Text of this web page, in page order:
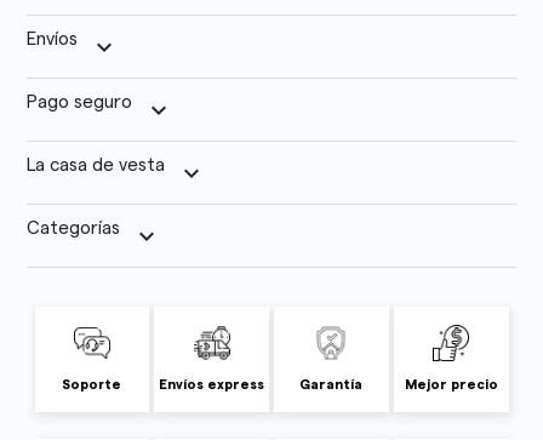
Envíos keyboard_arrow_down
Pago seguro keyboard_arrow_down
La casa de vesta keyboard_arrow_down
Categorías keyboard_arrow_down
Soporte Envíos express Garantía Mejor precio